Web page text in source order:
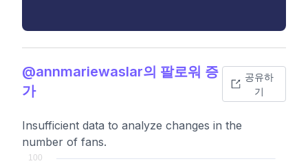
@annmariewaslar의 팔로워 증
가
공유하
기
Insufficient data to analyze changes in the
number of fans.